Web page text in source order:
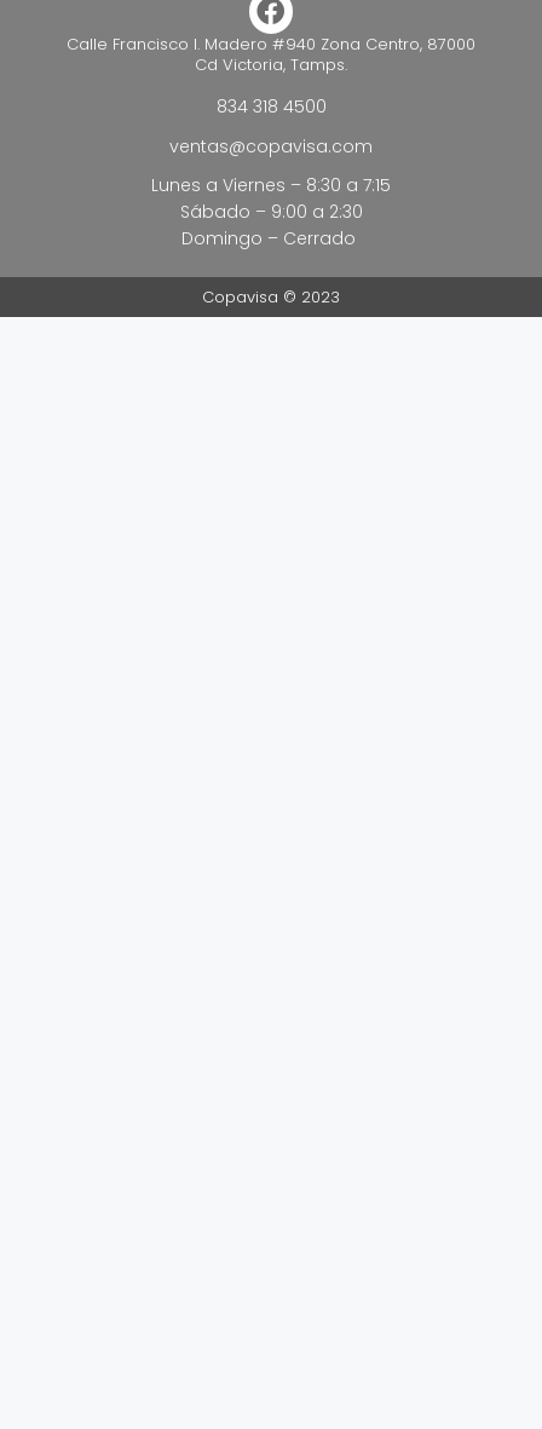
Calle Francisco I. Madero #940 Zona Centro, 87000
Cd Victoria, Tamps.
834 318 4500
ventas@copavisa.com
Lunes a Viernes – 8:30 a 7:15
Sábado – 9:00 a 2:30
Domingo – Cerrado
Copavisa © 2023